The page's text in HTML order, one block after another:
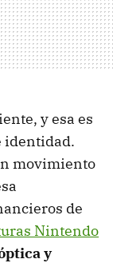
y esa es
identidad.
movimiento
de
Nintendo
y